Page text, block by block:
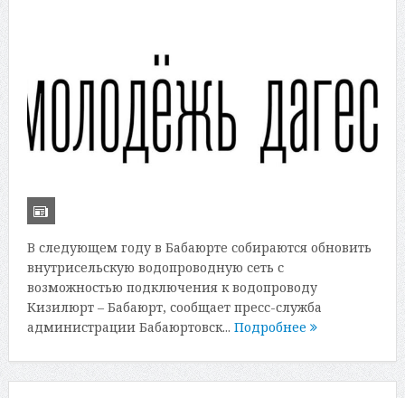
В следующем году в Бабаюрте собираются обновить
внутрисельскую водопроводную сеть с
возможностью подключения к водопроводу
Кизилюрт – Бабаюрт, сообщает пресс-служба
администрации Бабаюртовск... Подробнее